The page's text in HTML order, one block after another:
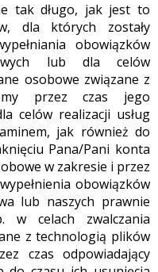
tak długo, jak jest to
dla których zostały
obowiązków
lub dla celów
osobowe związane z
przez czas jego
celów realizacji usług
jak również do
Pana/Pani konta
w zakresie i przez
obowiązków
lub naszych prawnie
w celach zwalczania
z technologią plików
czas odpowiadający